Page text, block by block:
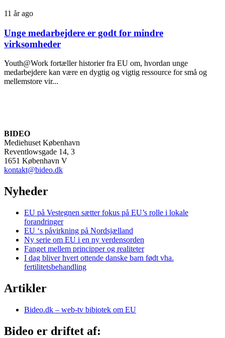
11 år ago
Unge medarbejdere er godt for mindre
virksomheder
Youth@Work fortæller historier fra EU om, hvordan unge
medarbejdere kan være en dygtig og vigtig ressource for små og
mellemstore vir...
BIDEO
Mediehuset København
Reventlowsgade 14, 3
1651 København V
kontakt@bideo.dk
Nyheder
EU på Vestegnen sætter fokus på EU’s rolle i lokale
forandringer
EU ‘s påvirkning på Nordsjælland
Ny serie om EU i en ny verdensorden
Fanget mellem principper og realiteter
I dag bliver hvert ottende danske barn født vha.
fertilitetsbehandling
Artikler
Bideo.dk – web-tv bibiotek om EU
Bideo er driftet af: